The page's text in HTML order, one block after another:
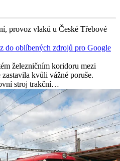
provoz vlaků u České Třebové
do oblíbených zdrojů pro Google
železničním koridoru mezi
kvůli vážné poruše.
stroj trakční…